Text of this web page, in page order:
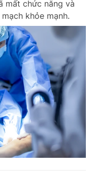
mất chức năng và
khỏe mạnh.